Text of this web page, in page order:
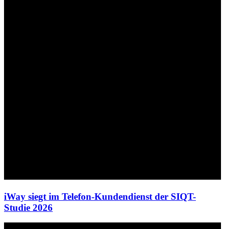
iWay siegt im Telefon-Kundendienst der SIQT-
Studie 2026